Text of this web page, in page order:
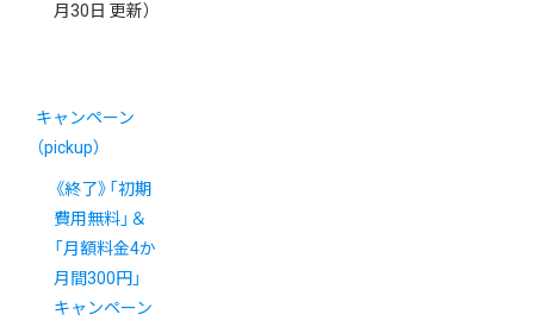
月30日 更新）
キャンペーン
（pickup）
《終了》「初期
費用無料」＆
「月額料金4か
月間300円」
キャンペーン